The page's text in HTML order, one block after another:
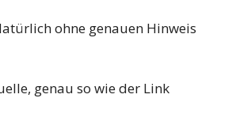
ohne genauen Hinweis
genau so wie der Link